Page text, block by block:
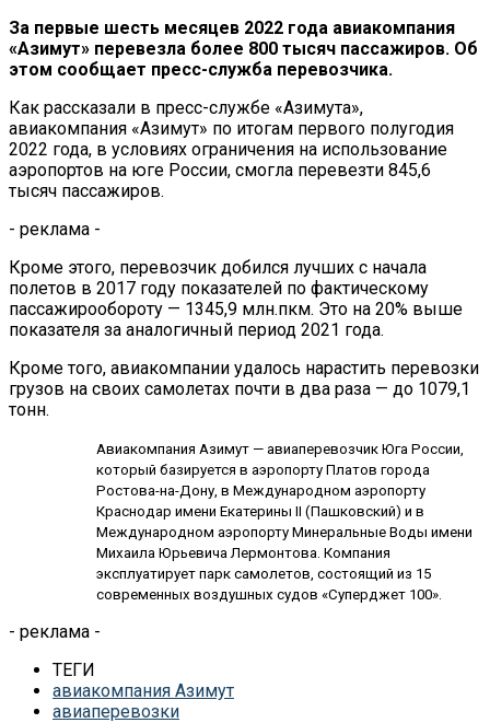
За первые шесть месяцев 2022 года авиакомпания
«Азимут» перевезла более 800 тысяч пассажиров. Об
этом сообщает пресс-служба перевозчика.
Как рассказали в пресс-службе «Азимута»,
авиакомпания «Азимут» по итогам первого полугодия
2022 года, в условиях ограничения на использование
аэропортов на юге России, смогла перевезти 845,6
тысяч пассажиров.
- реклама -
Кроме этого, перевозчик добился лучших с начала
полетов в 2017 году показателей по фактическому
пассажирообороту — 1345,9 млн.пкм. Это на 20% выше
показателя за аналогичный период 2021 года.
Кроме того, авиакомпании удалось нарастить перевозки
грузов на своих самолетах почти в два раза — до 1079,1
тонн.
Авиакомпания Азимут — авиаперевозчик Юга России,
который базируется в аэропорту Платов города
Ростова-на-Дону, в Международном аэропорту
Краснодар имени Екатерины II (Пашковский) и в
Международном аэропорту Минеральные Воды имени
Михаила Юрьевича Лермонтова. Компания
эксплуатирует парк самолетов, состоящий из 15
современных воздушных судов «Суперджет 100».
- реклама -
ТЕГИ
авиакомпания Азимут
авиаперевозки